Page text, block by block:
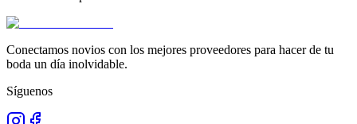
Conectamos novios con los mejores proveedores para hacer de tu
boda un día inolvidable.
Síguenos